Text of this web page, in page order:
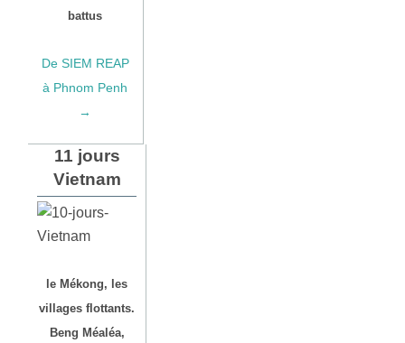
battus
De SIEM REAP
à Phnom Penh
→
11 jours
Vietnam
le Mékong, les
villages flottants.
Beng Méaléa,